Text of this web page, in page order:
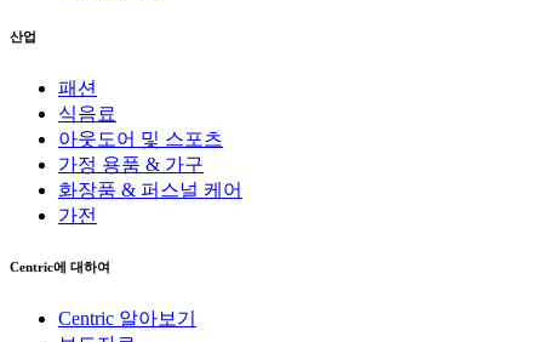
산업
패션
식음료
아웃도어 및 스포츠
가정 용품 & 가구
화장품 & 퍼스널 케어
가전
Centric에 대하여
Centric 알아보기